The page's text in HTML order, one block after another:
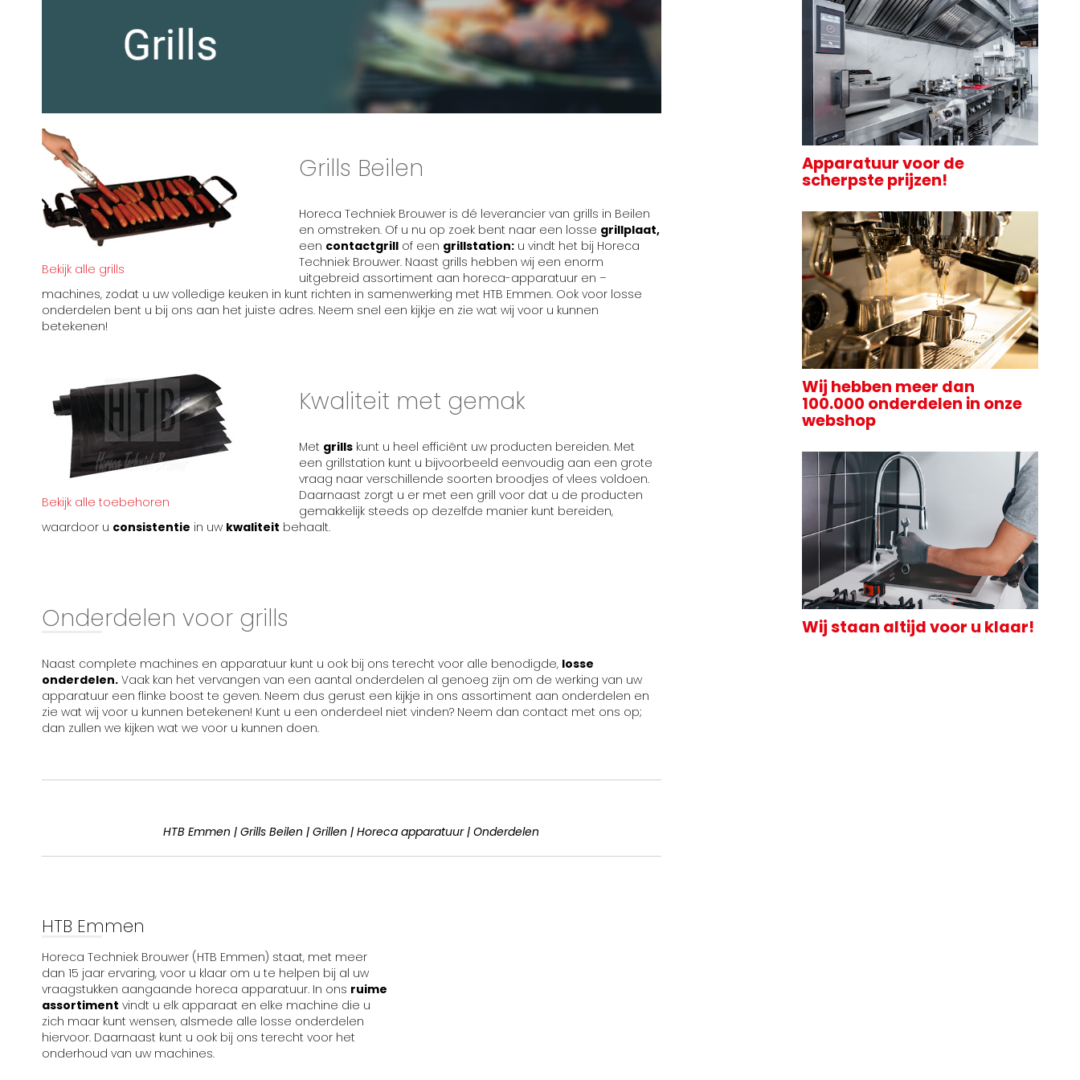
Bekijk alle grills
Grills Beilen
Horeca Techniek Brouwer is dé leverancier van grills in Beilen
en omstreken. Of u nu op zoek bent naar een losse grillplaat,
een contactgrill of een grillstation: u vindt het bij Horeca
Techniek Brouwer. Naast grills hebben wij een enorm
uitgebreid assortiment aan horeca-apparatuur en –
machines, zodat u uw volledige keuken in kunt richten in samenwerking met HTB Emmen. Ook voor losse
onderdelen bent u bij ons aan het juiste adres. Neem snel een kijkje en zie wat wij voor u kunnen
betekenen!
Bekijk alle toebehoren
Kwaliteit met gemak
Met grills kunt u heel efficiënt uw producten bereiden. Met
een grillstation kunt u bijvoorbeeld eenvoudig aan een grote
vraag naar verschillende soorten broodjes of vlees voldoen.
Daarnaast zorgt u er met een grill voor dat u de producten
gemakkelijk steeds op dezelfde manier kunt bereiden,
waardoor u consistentie in uw kwaliteit behaalt.
Onderdelen voor grills
Naast complete machines en apparatuur kunt u ook bij ons terecht voor alle benodigde, losse
onderdelen. Vaak kan het vervangen van een aantal onderdelen al genoeg zijn om de werking van uw
apparatuur een flinke boost te geven. Neem dus gerust een kijkje in ons assortiment aan onderdelen en
zie wat wij voor u kunnen betekenen! Kunt u een onderdeel niet vinden? Neem dan contact met ons op;
dan zullen we kijken wat we voor u kunnen doen.
HTB Emmen | Grills Beilen | Grillen | Horeca apparatuur | Onderdelen
HTB Emmen
Horeca Techniek Brouwer (HTB Emmen) staat, met meer
dan 15 jaar ervaring, voor u klaar om u te helpen bij al uw
vraagstukken aangaande horeca apparatuur. In ons ruime
assortiment vindt u elk apparaat en elke machine die u
zich maar kunt wensen, alsmede alle losse onderdelen
hiervoor. Daarnaast kunt u ook bij ons terecht voor het
onderhoud van uw machines.
Apparatuur voor de
scherpste prijzen!
Wij hebben meer dan
100.000 onderdelen in onze
webshop
Wij staan altijd voor u klaar!